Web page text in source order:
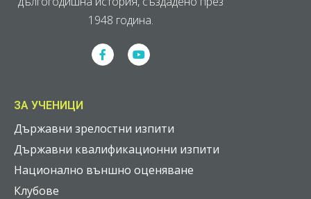
1948 година.
ЗА УЧЕНИЦИ
Държавни зрелостни изпити
Държавни квалификационни изпити
Национално външно оценяване
Клубове